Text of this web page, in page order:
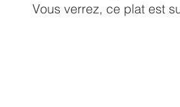
Vous verrez, ce plat est